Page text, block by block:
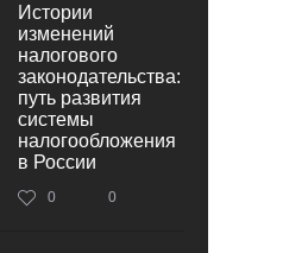
Истории
изменений
налогового
законодательства:
путь развития
системы
налогообложения
в России
0 0